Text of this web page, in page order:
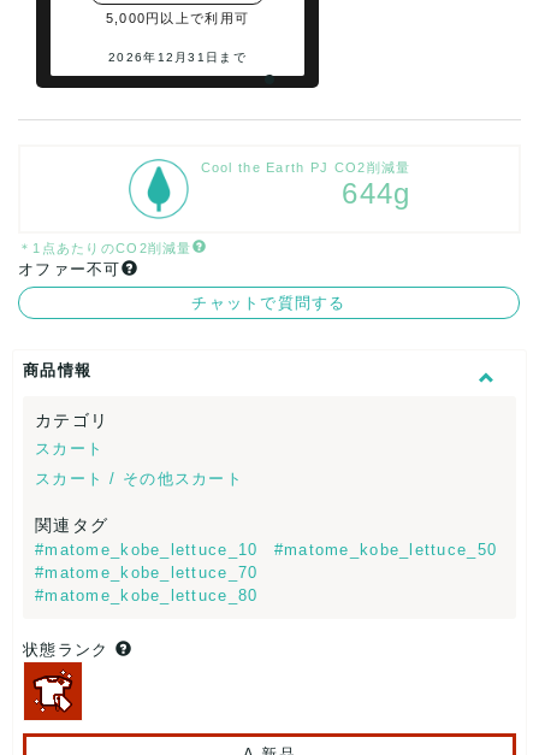
5,000円以上で利用可
2026年12月31日まで
Cool the Earth PJ CO2削減量
644g
＊1点あたりのCO2削減量
オファー不可
チャットで質問する
商品情報
カテゴリ
スカート
スカート / その他スカート
関連タグ
#matome_kobe_lettuce_10
#matome_kobe_lettuce_50
#matome_kobe_lettuce_70
#matome_kobe_lettuce_80
状態ランク